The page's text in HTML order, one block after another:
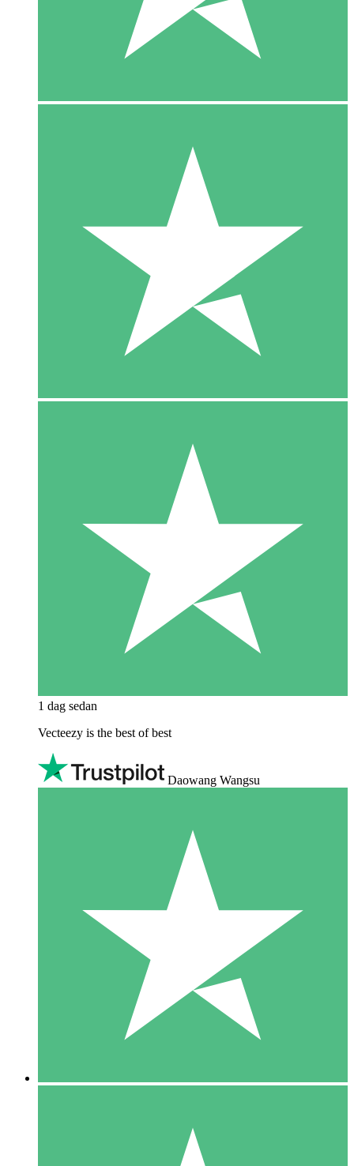
1 dag sedan
Vecteezy is the best of best
Daowang Wangsu